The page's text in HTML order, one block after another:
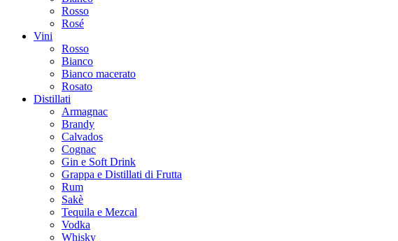
Rosso
Rosé
Vini
Rosso
Bianco
Bianco macerato
Rosato
Distillati
Armagnac
Brandy
Calvados
Cognac
Gin e Soft Drink
Grappa e Distillati di Frutta
Rum
Sakè
Tequila e Mezcal
Vodka
Whisky